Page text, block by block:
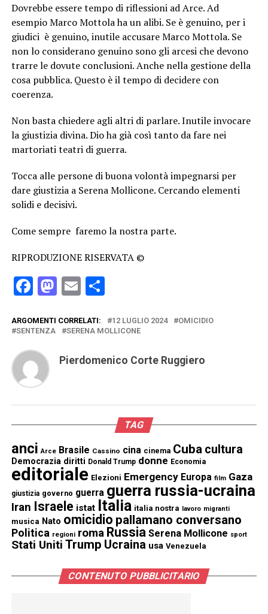
Dovrebbe essere tempo di riflessioni ad Arce. Ad
esempio Marco Mottola ha un alibi. Se è genuino, per i
giudici è genuino, inutile accusare Marco Mottola. Se
non lo considerano genuino sono gli arcesi che devono
trarre le dovute conclusioni. Anche nella gestione della
cosa pubblica. Questo è il tempo di decidere con
coerenza.
Non basta chiedere agli altri di parlare. Inutile invocare
la giustizia divina. Dio ha già così tanto da fare nei
martoriati teatri di guerra.
Tocca alle persone di buona volontà impegnarsi per
dare giustizia a Serena Mollicone. Cercando elementi
solidi e decisivi.
Come sempre faremo la nostra parte.
RIPRODUZIONE RISERVATA ©
Facebook
Mastodon
EmailCondividi
ARGOMENTI CORRELATI: 12 LUGLIO 2024
OMICIDIO
SENTENZA
SERENA MOLLICONE
Pierdomenico Corte Ruggiero
TAG
anci Arce Brasile Cassino cina cinema Cuba cultura
Democrazia diritti Donald Trump donne Economia
editoriale Elezioni Emergency Europa film Gaza
giustizia governo guerra guerra russia-ucraina
Iran Israele istat Italia italia nostra lavoro migranti
musica Nato omicidio pallamano conversano
Politica regioni roma Russia Serena Mollicone sport
Stati Uniti Trump Ucraina usa Venezuela
CONTENUTO PUBBLICITARIO